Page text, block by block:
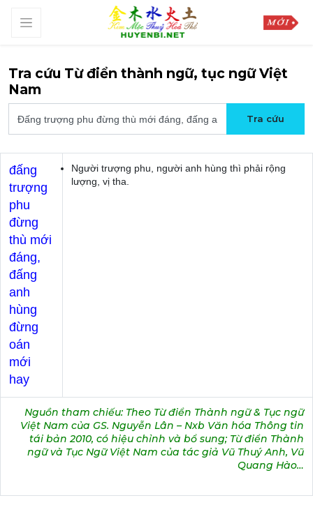
Tra cứu Từ điển thành ngữ, tục ngữ Việt
Nam
đấng
trượng
phu
đừng
thù mới
đáng,
đấng
anh
hùng
đừng
oán
mới
hay
Người trượng phu, người anh hùng thì phải rộng
lượng, vị tha.
Nguồn tham chiếu: Theo Từ điển Thành ngữ & Tục ngữ
Việt Nam của GS. Nguyễn Lân – Nxb Văn hóa Thông tin
tái bản 2010, có hiệu chỉnh và bổ sung; Từ điển Thành
ngữ và Tục Ngữ Việt Nam của tác giả Vũ Thuý Anh, Vũ
Quang Hào…